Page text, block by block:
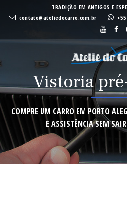
A
Buscar
TRADIÇÃO EM ANTIGOS E
contato@ateliedocarro.com.br
A
Vistoria
COMPRE UM CARRO EM PORTO
E ASSISTÊNCIA SEM